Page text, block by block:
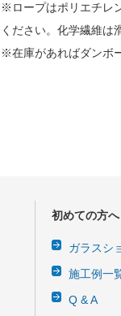
※ロープはポリエチレ
ください。化学繊維は
※在庫があればダンボ
初めての方へ
ガラスシ
施工例一
Q & A